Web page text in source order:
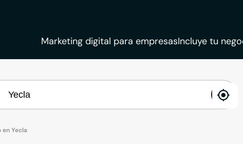
Marketing digital para empresasIncluye tu
en Yecla